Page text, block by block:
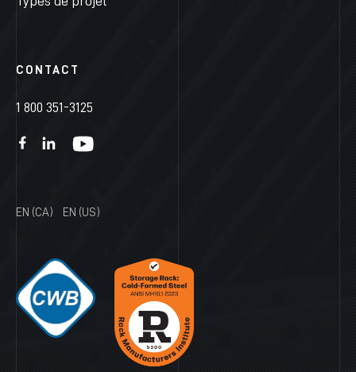
CONTACT
1 800 351-3125
EN (CA) EN (US)